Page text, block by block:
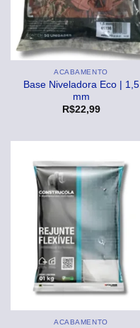
ACABAMENTO
Base Niveladora Eco | 1,5
mm
R$22,99
ACABAMENTO